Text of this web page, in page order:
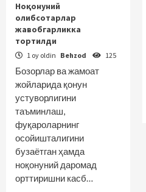
Ноқонуний
олибсотарлар
жавобгарликка
тортилди
1 oy oldin Behzod 125
Бозорлар ва жамоат
жойларида қонун
устуворлигини
таъминлаш,
фуқароларнинг
осойишталигини
бузаётган ҳамда
ноқонуний даромад
орттиришни касб…